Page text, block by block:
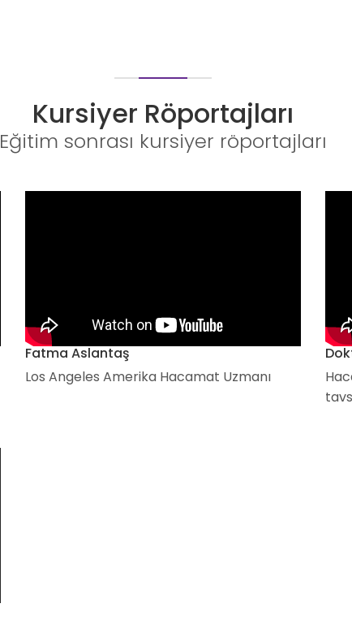
Kursiyer Röportajları
Eğitim sonrası kursiyer röportajları
Fatma Aslantaş
Los Angeles Amerika Hacamat Uzmanı